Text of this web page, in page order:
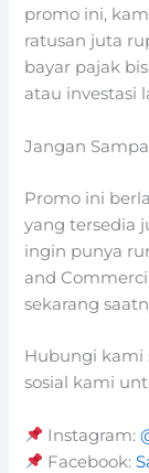
promo ini,
ratusan juta
bayar pajak
atau investasi
Jangan
Promo ini
yang tersedia
ingin punya
and
sekarang
Hubungi kami
sosial kami
Instagram:
Facebook: